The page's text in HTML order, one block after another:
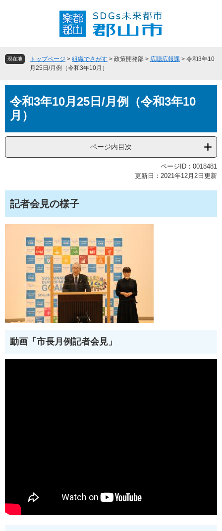
頭
飛現在地 トップページ > 組織でさがす > 政策開発部 > 広聴広報課 > 令和3年10
月25日/月例（令和3年10月）
文令和3年10月25日/月例（令和3年10
月）
ページ内目次
ページID：0018481
更新日：2021年12月2日更新
記者会見の様子
動画「市長月例記者会見」